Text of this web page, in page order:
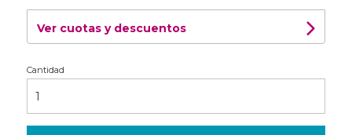
Ver cuotas y descuentos
Cantidad